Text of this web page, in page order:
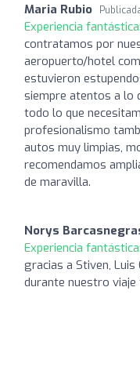
Maria Rubio
Experiencia fantástica:
contratamos por
aeropuerto/hotel
estuvieron
siempre atentos a lo
todo lo que
profesionalismo
autos muy limpias,
recomendamos
de maravilla.
Norys
Experiencia fantástica:
gracias a Stiven,
durante nuestro viaje